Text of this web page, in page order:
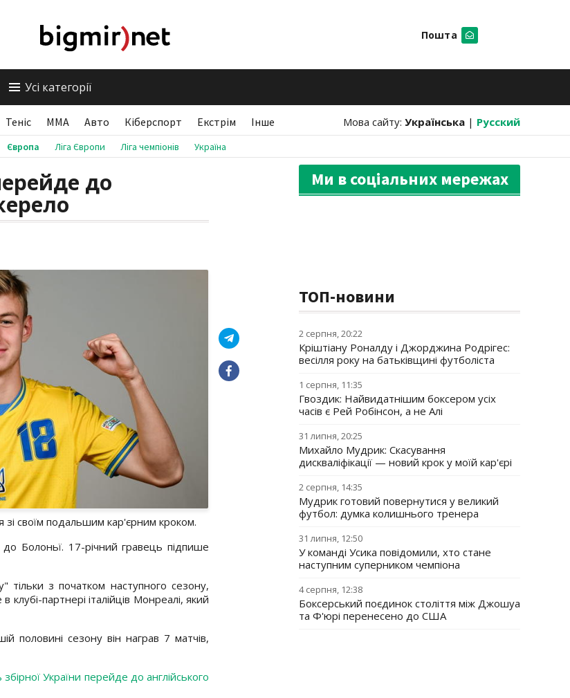
Пошта
Усі категорії
Теніс ММА Авто Кіберспорт Екстрім Інше Мова сайту: Українська | Русский
Європа Ліга Європи Ліга чемпіонів Україна
до
зі своїм подальшим кар'єрним кроком.
Болоньї. 17-річний гравець підпише
тільки з початком наступного сезону,
клубі-партнері італійців Монреалі, який
половині сезону він награв 7 матчів,
України перейде до англійського
Ми в соціальних мережах
ТОП-новини
2 серпня, 20:22
Кріштіану Роналду і Джорджина Родрігес:
весілля року на батьківщині футболіста
1 серпня, 11:35
Гвоздик: Найвидатнішим боксером усіх
часів є Рей Робінсон, а не Алі
31 липня, 20:25
Михайло Мудрик: Скасування
дискваліфікації — новий крок у моїй кар'єрі
2 серпня, 14:35
Мудрик готовий повернутися у великий
футбол: думка колишнього тренера
31 липня, 12:50
У команді Усика повідомили, хто стане
наступним суперником чемпіона
4 серпня, 12:38
Боксерський поєдинок століття між Джошуа
та Ф'юрі перенесено до США